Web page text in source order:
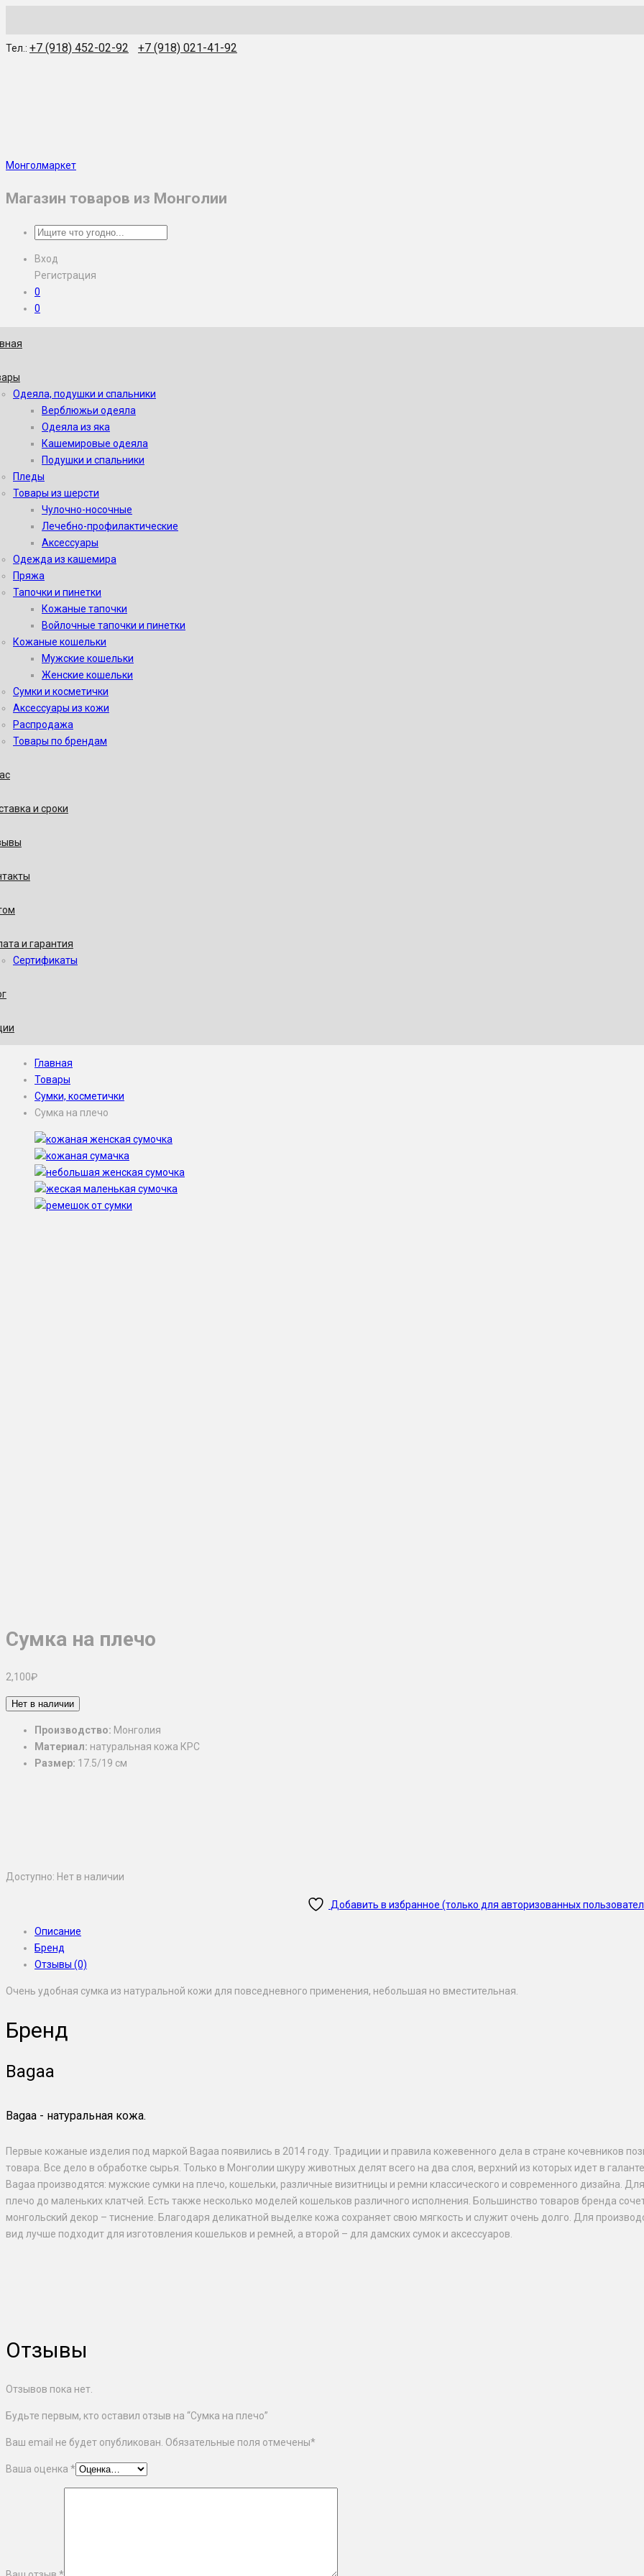
Тел.: +7 (918) 452-02-92 +7 (918) 021-41-92
Монголмаркет
Магазин товаров из Монголии
Вход
Регистрация
0
0
Одеяла, подушки и спальники
Верблюжьи одеяла
Одеяла из яка
Кашемировые одеяла
Подушки и спальники
Пледы
Товары из шерсти
Чулочно-носочные
Лечебно-профилактические
Аксессуары
Одежда из кашемира
Пряжа
Тапочки и пинетки
Кожаные тапочки
Войлочные тапочки и пинетки
Кожаные кошельки
Мужские кошельки
Женские кошельки
Сумки и косметички
Аксессуары из кожи
Распродажа
Товары по брендам
и сроки
и гарантия
Сертификаты
Главная
Товары
Сумки, косметички
Сумка на плечо
Сумка на плечо
2,100₽
Нет в наличии
Производство: Монголия
Материал: натуральная кожа КРС
Размер: 17.5/19 см
Доступно: Нет в наличии
Добавить в избранное (только для авторизованных
Описание
Бренд
Отзывы (0)
Очень удобная сумка из натуральной кожи для повседневного применения, небольшая но вместительная.
Бренд
Bagaa
Bagaa - натуральная кожа.
Первые кожаные изделия под маркой Bagaa появились в 2014 году. Традиции и правила кожевенного дела в стране кочевников
товара. Все дело в обработке сырья. Только в Монголии шкуру животных делят всего на два слоя, верхний из которых идет в
Bagaa производятся: мужские сумки на плечо, кошельки, различные визитницы и ремни классического и современного дизайна.
плечо до маленьких клатчей. Есть также несколько моделей кошельков различного исполнения. Большинство товаров бренда
монгольский декор – тиснение. Благодаря деликатной выделке кожа сохраняет свою мягкость и служит очень долго. Для
вид лучше подходит для изготовления кошельков и ремней, а второй – для дамских сумок и аксессуаров.
Отзывы
Отзывов пока нет.
Будьте первым, кто оставил отзыв на “Сумка на плечо”
Ваш email не будет опубликован. Обязательные поля отмечены*
Ваша оценка *